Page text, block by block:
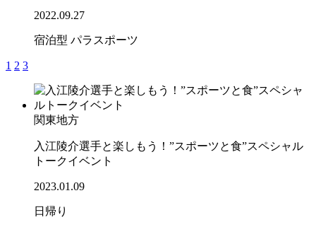
2022.09.27
宿泊型 パラスポーツ
1 2 3
関東地方
入江陵介選手と楽しもう！”スポーツと食”スペシャル
トークイベント
2023.01.09
日帰り